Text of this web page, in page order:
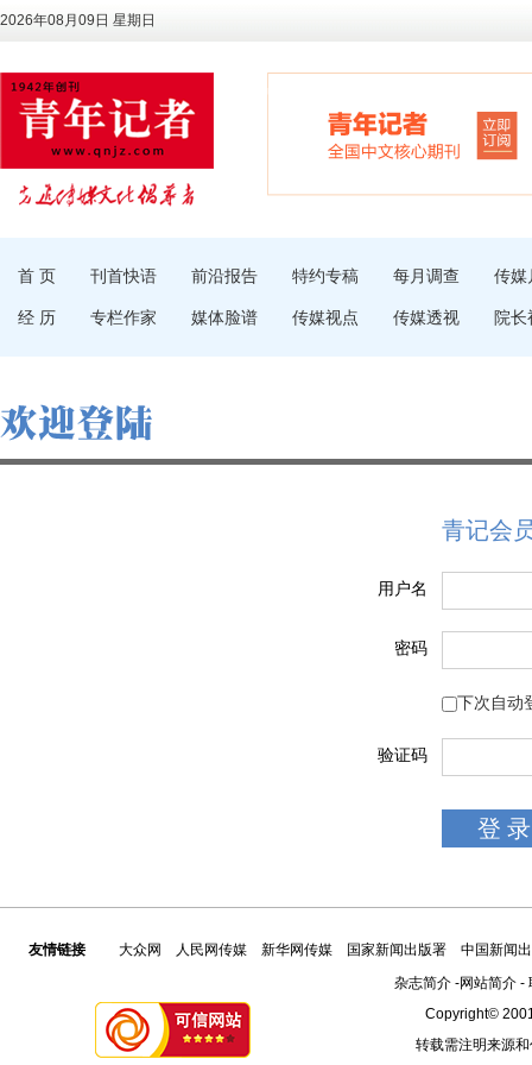
2026年08月09日 星期日
首 页 刊首快语 前沿报告 特约专稿 每月调查 传媒
经 历 专栏作家 媒体脸谱 传媒视点 传媒透视 院长
青记会
用户名
密码
下次自动
验证码
友情链接 大众网 人民网传媒 新华网传媒 国家新闻出版署
中国新闻
杂志简介 -网站简介 -
Copyright©
转载需注明来源